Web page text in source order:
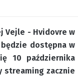
Vejle - Hvidovre w
dostępna w
10 października
streaming zacznie